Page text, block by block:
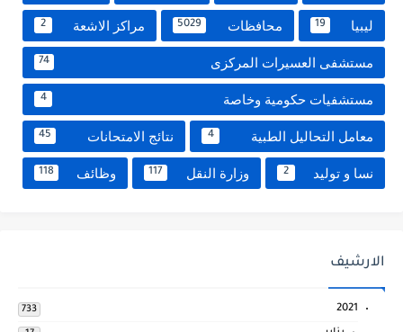
ليبيا 19 محافظات 5029 مراكز الاشعة 2
مستشفى العسيرات المركزى 74
مستشفيات حكومية وخاصة 4
معامل التحاليل الطبية 4 نتائج الامتحانات 45
نسا و توليد 2 وزارة النقل 117 وظائف 118
الارشيف
2021
733